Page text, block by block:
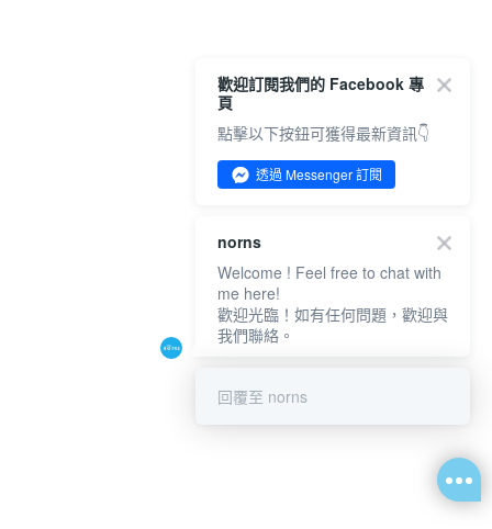
歡迎訂閱我們的 Facebook 專
頁
點擊以下按鈕可獲得最新資訊👇
透過 Messenger 訂閱
norns
Welcome ! Feel free to chat with
me here!
歡迎光臨！如有任何問題，歡迎與
我們聯絡。
回覆至 norns